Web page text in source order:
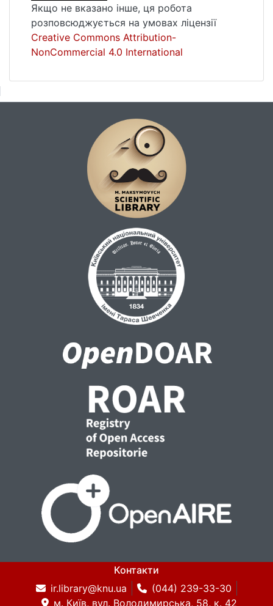
Якщо не вказано інше, ця робота
розповсюджується на умовах ліцензії
Creative Commons Attribution-
NonCommercial 4.0 International
Контакти
ir.library@knu.ua
(044) 239-33-30
м. Київ, вул. Володимирська, 58, к. 42